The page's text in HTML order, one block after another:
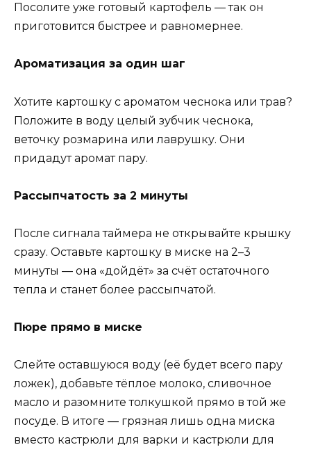
Посолите уже готовый картофель — так он
приготовится быстрее и равномернее.
Ароматизация за один шаг
Хотите картошку с ароматом чеснока или трав?
Положите в воду целый зубчик чеснока,
веточку розмарина или лаврушку. Они
придадут аромат пару.
Рассыпчатость за 2 минуты
После сигнала таймера не открывайте крышку
сразу. Оставьте картошку в миске на 2–3
минуты — она «дойдёт» за счёт остаточного
тепла и станет более рассыпчатой.
Пюре прямо в миске
Слейте оставшуюся воду (её будет всего пару
ложек), добавьте тёплое молоко, сливочное
масло и разомните толкушкой прямо в той же
посуде. В итоге — грязная лишь одна миска
вместо кастрюли для варки и кастрюли для